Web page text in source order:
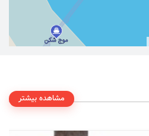
مشاهده بیشتر